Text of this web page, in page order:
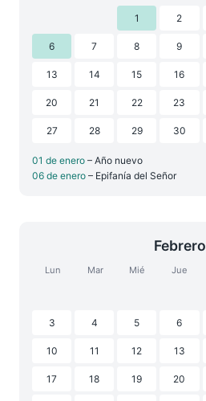
1 2
6 7 8 9
13 14 15 16
20 21 22 23
27 28 29 30
01 de enero – Año nuevo
06 de enero – Epifanía del Señor
Febrero
Lun Mar Mié Jue
3 4 5 6
10 11 12 13
17 18 19 20